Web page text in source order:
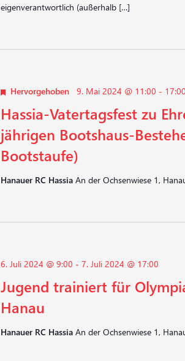
eigenverantwortlich (außerhalb […]
Hassia-Vatertagsfest zu
jährigen Bootshaus-
Bootstaufe)
Hervorgehoben 9. Mai 2024 @ 11:00 -
Hanauer RC Hassia An der Ochsenwiese 1,
Jugend trainiert für
Hanau
6. Juli 2024 @ 9:00 - 7. Juli 2024 @ 17:00
Hanauer RC Hassia An der Ochsenwiese 1,